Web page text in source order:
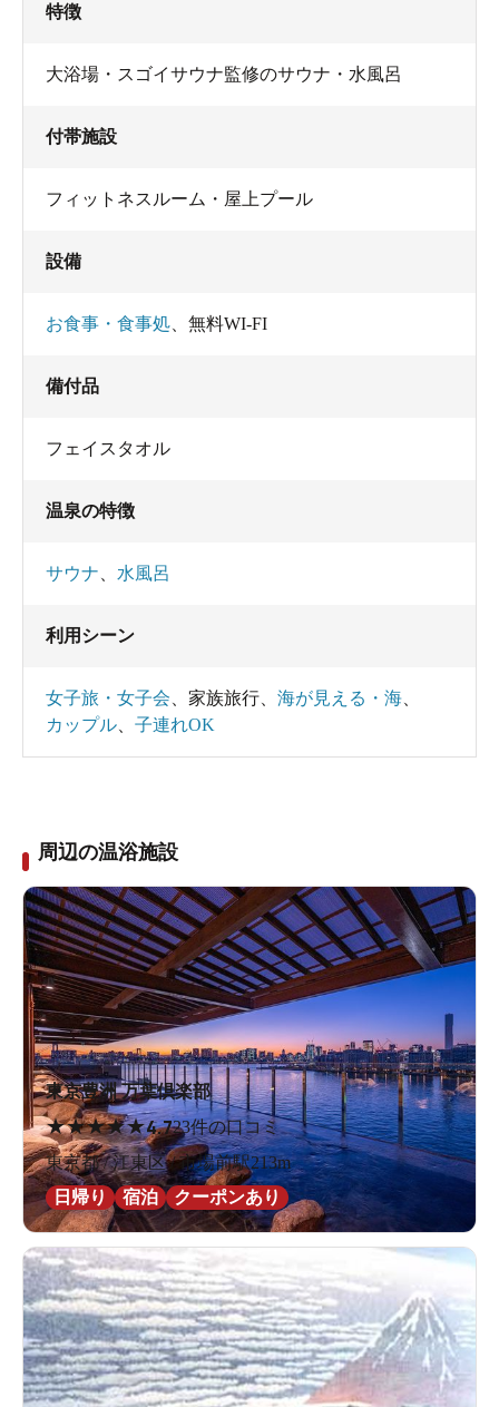
特徴
大浴場・スゴイサウナ監修のサウナ・水風呂
付帯施設
フィットネスルーム・屋上プール
設備
お食事・食事処 無料WI-FI
備付品
フェイスタオル
温泉の特徴
サウナ 水風呂
利用シーン
女子旅・女子会 家族旅行 海が見える・海
カップル
子連れOK
周辺の温浴施設
東京豊洲 万葉倶楽部
★★★★★4.723件の口コミ
東京都 / 江東区 / 市場前駅213m
日帰り
宿泊 クーポンあり